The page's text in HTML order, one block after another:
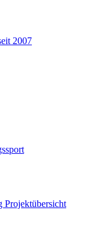
2007
Projektübersicht